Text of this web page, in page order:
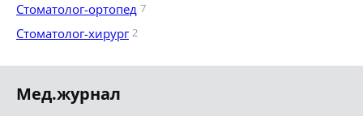
Стоматолог-ортопед 7
Стоматолог-хирург 2
Мед.журнал